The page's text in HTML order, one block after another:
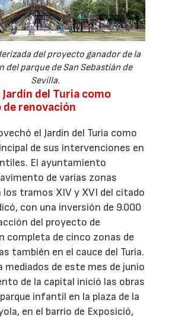
del proyecto ganador de la
del parque de San Sebastián de
Sevilla.
del Turia como
renovación
el Jardín del Turia como
de sus intervenciones en
El ayuntamiento
de varias zonas
tramos XIV y XVI del citado
con una inversión de 9.000
del proyecto de
completa de cinco zonas de
también en el cauce del Turia.
mediados de este mes de junio
de la capital inició las obras
infantil en la plaza de la
en el barrio de Exposició,